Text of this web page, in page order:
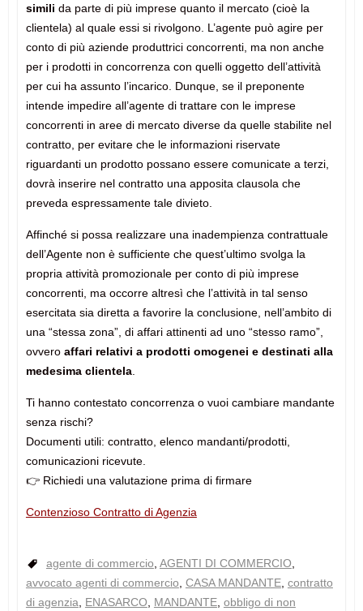
simili da parte di più imprese quanto il mercato (cioè la
clientela) al quale essi si rivolgono. L’agente può agire per
conto di più aziende produttrici concorrenti, ma non anche
per i prodotti in concorrenza con quelli oggetto dell’attività
per cui ha assunto l’incarico. Dunque, se il preponente
intende impedire all’agente di trattare con le imprese
concorrenti in aree di mercato diverse da quelle stabilite nel
contratto, per evitare che le informazioni riservate
riguardanti un prodotto possano essere comunicate a terzi,
dovrà inserire nel contratto una apposita clausola che
preveda espressamente tale divieto.
Affinché si possa realizzare una inadempienza contrattuale
dell’Agente non è sufficiente che quest’ultimo svolga la
propria attività promozionale per conto di più imprese
concorrenti, ma occorre altresì che l’attività in tal senso
esercitata sia diretta a favorire la conclusione, nell’ambito di
una “stessa zona”, di affari attinenti ad uno “stesso ramo”,
ovvero affari relativi a prodotti omogenei e destinati alla
medesima clientela.
Ti hanno contestato concorrenza o vuoi cambiare mandante
senza rischi?
Documenti utili: contratto, elenco mandanti/prodotti,
comunicazioni ricevute.
👉 Richiedi una valutazione prima di firmare
Contenzioso Contratto di Agenzia
agente di commercio AGENTI DI COMMERCIO
avvocato agenti di commercio CASA MANDANTE, contratto
di agenzia
ENASARCO MANDANTE, obbligo di non